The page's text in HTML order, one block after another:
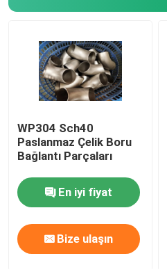
WP304 Sch40
Paslanmaz Çelik Boru
Bağlantı Parçaları
En iyi fiyat
Bize ulaşın